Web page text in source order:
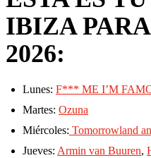
IBIZA
2026:
Lunes: F*** ME I’M
Martes: Ozuna
Miércoles: Tomorrowland
Jueves: Armin van Buuren,